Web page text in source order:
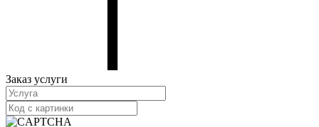
Заказ услуги